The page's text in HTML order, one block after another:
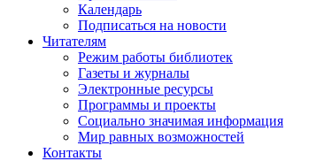
Календарь
Подписаться на новости
Читателям
Режим работы библиотек
Газеты и журналы
Электронные ресурсы
Программы и проекты
Социально значимая информация
Мир равных возможностей
Контакты